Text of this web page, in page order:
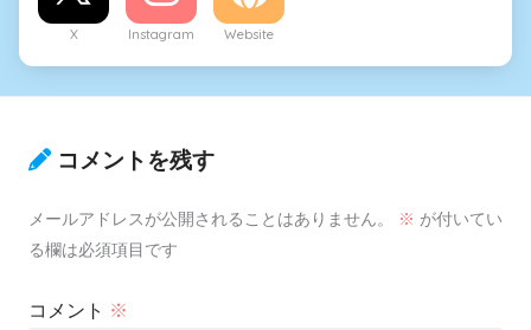
X Instagram Website
コメントを残す
メールアドレスが公開されることはありません。 ※ が付いてい
る欄は必須項目です
コメント ※